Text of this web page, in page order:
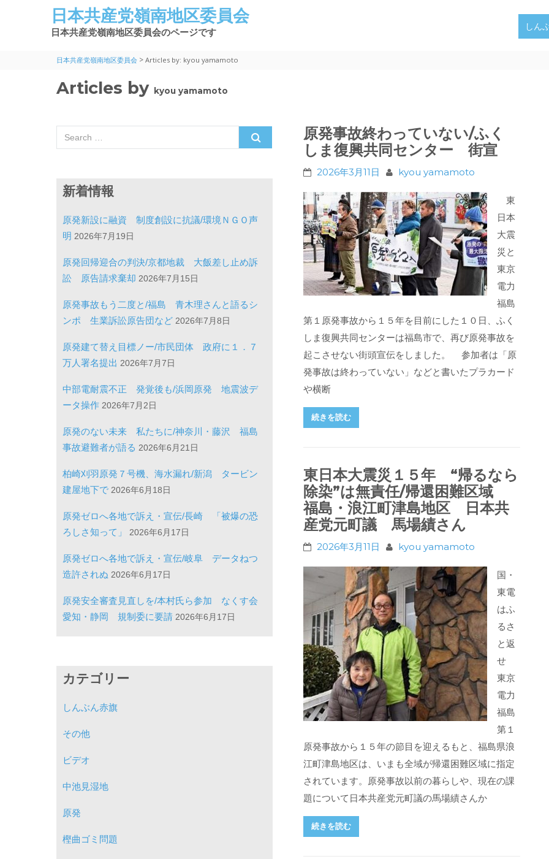
日本共産党嶺南地区委員会
日本共産党嶺南地区委員会のページです
しん
日本共産党嶺南地区委員会 > Articles by: kyou yamamoto
Articles by kyou yamamoto
Search for:
新着情報
原発新設に融資 制度創設に抗議/環境ＮＧＯ声
明 2026年7月19日
原発回帰迎合の判決/京都地裁 大飯差し止め訴
訟 原告請求棄却 2026年7月15日
原発事故もう二度と/福島 青木理さんと語るシ
ンポ 生業訴訟原告団など 2026年7月8日
原発建て替え目標ノー/市民団体 政府に１．７
万人署名提出 2026年7月7日
中部電耐震不正 発覚後も/浜岡原発 地震波デ
ータ操作 2026年7月2日
原発のない未来 私たちに/神奈川・藤沢 福島
事故避難者が語る 2026年6月21日
柏崎刈羽原発７号機、海水漏れ/新潟 タービン
建屋地下で 2026年6月18日
原発ゼロへ各地で訴え・宣伝/長崎 「被爆の恐
ろしさ知って」
2026年6月17日
原発ゼロへ各地で訴え・宣伝/岐阜 データねつ
造許されぬ 2026年6月17日
原発安全審査見直しを/本村氏ら参加 なくす会
愛知・静岡 規制委に要請 2026年6月17日
カテゴリー
しんぶん赤旗
その他
ビデオ
中池見湿地
原発
樫曲ゴミ問題
原発事故終わっていない/ふく
しま復興共同センター 街宣
2026年3月11日 kyou yamamoto
東
日本
大震
災と
東京
電力
福島
第１原発事故から１５年を目前にした１０日、ふく
しま復興共同センターは福島市で、再び原発事故を
起こさせない街頭宣伝をしました。 参加者は「原
発事故は終わっていない」などと書いたプラカード
や横断
続きを読む
東日本大震災１５年 “帰るなら
除染”は無責任/帰還困難区域
福島・浪江町津島地区 日本共
産党元町議 馬場績さん
2026年3月11日 kyou yamamoto
国・
東電
はふ
るさ
と返
せ
東京
電力
福島
第１
原発事故から１５年の節目を迎えるもと、福島県浪
江町津島地区は、いまも全域が帰還困難区域に指定
されています。原発事故以前の暮らしや、現在の課
題について日本共産党元町議の馬場績さんか
続きを読む